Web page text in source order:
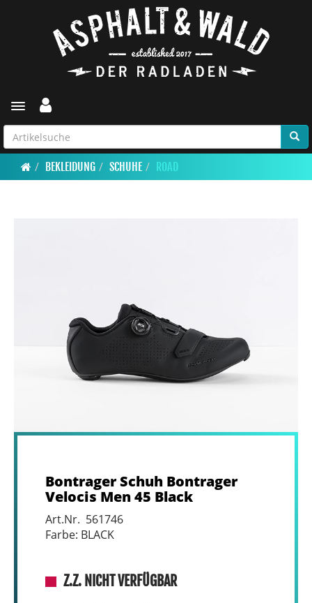
Toggle navigation
BEKLEIDUNG SCHUHE ROAD
Bontrager Schuh Bontrager
Velocis Men 45 Black
Art.Nr. 561746
Farbe: BLACK
Z.Z. NICHT VERFÜGBAR